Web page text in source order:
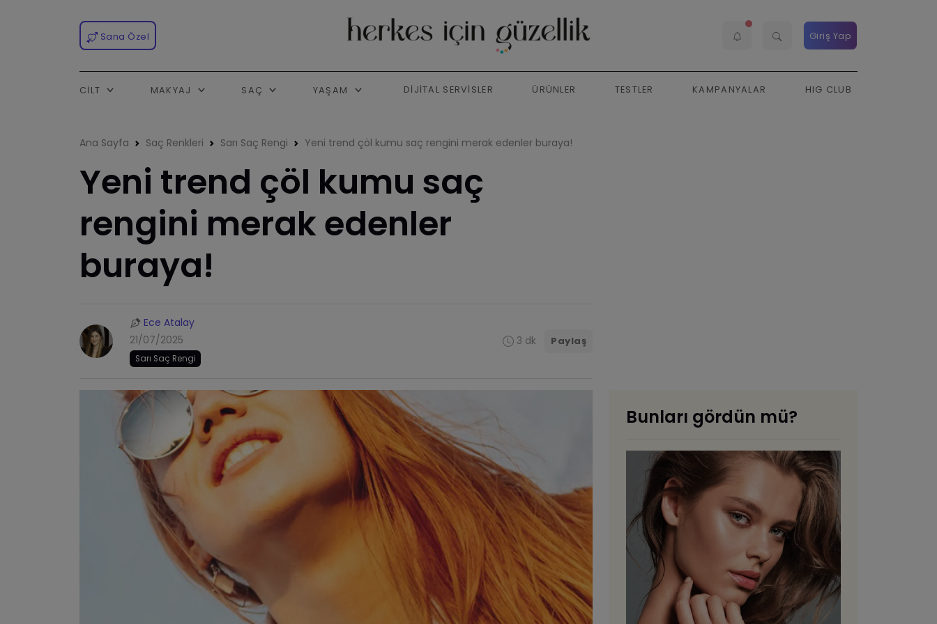
Sana Özel Giriş Yap
CILT MAKYAJ SAÇ YAŞAM DIJITAL SERVISLER ÜRÜNLER TESTLER KAMPANYALAR HIG CLUB
Ana Sayfa Saç Renkleri Sarı Saç Rengi Yeni trend çöl kumu saç rengini merak edenler buraya!
Yeni trend çöl kumu saç
rengini merak edenler
buraya!
Ece Atalay
21/07/2025
Sarı Saç Rengi
3 dk Paylaş
Bunları gördün mü?